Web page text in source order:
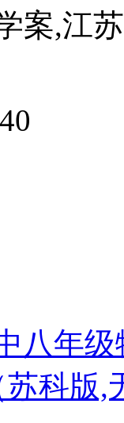
案,江
八年
科版,